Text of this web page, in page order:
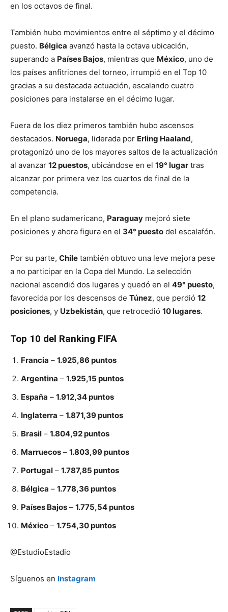
en los octavos de final.
También hubo movimientos entre el séptimo y el décimo
puesto. Bélgica avanzó hasta la octava ubicación,
superando a Países Bajos, mientras que México, uno de
los países anfitriones del torneo, irrumpió en el Top 10
gracias a su destacada actuación, escalando cuatro
posiciones para instalarse en el décimo lugar.
Fuera de los diez primeros también hubo ascensos
destacados. Noruega, liderada por Erling Haaland,
protagonizó uno de los mayores saltos de la actualización
al avanzar 12 puestos, ubicándose en el 19° lugar tras
alcanzar por primera vez los cuartos de final de la
competencia.
En el plano sudamericano, Paraguay mejoró siete
posiciones y ahora figura en el 34° puesto del escalafón.
Por su parte, Chile también obtuvo una leve mejora pese
a no participar en la Copa del Mundo. La selección
nacional ascendió dos lugares y quedó en el 49° puesto,
favorecida por los descensos de Túnez, que perdió 12
posiciones, y Uzbekistán, que retrocedió 10 lugares.
Top 10 del Ranking FIFA
Francia – 1.925,86 puntos
Argentina – 1.925,15 puntos
España – 1.912,34 puntos
Inglaterra – 1.871,39 puntos
Brasil – 1.804,92 puntos
Marruecos – 1.803,99 puntos
Portugal – 1.787,85 puntos
Bélgica – 1.778,36 puntos
Países Bajos – 1.775,54 puntos
México – 1.754,30 puntos
@EstudioEstadio
Síguenos en Instagram